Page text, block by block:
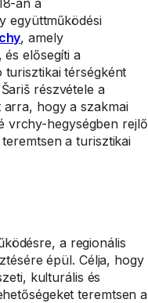
án a
együttműködési
, amely
elősegíti a
térségként
részvétele a
hogy a szakmai
vrchy-hegységben rejlő
a turisztikai
a regionális
épül. Célja, hogy
kulturális és
teremtsen a